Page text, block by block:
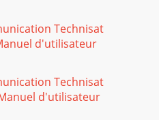
Technisat
d'utilisateur
Technisat
d'utilisateur